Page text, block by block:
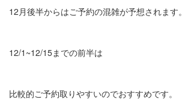
12月後半からはご予約の混雑が予想されます。
12/1~12/15までの前半は
比較的ご予約取りやすいのでおすすめです。